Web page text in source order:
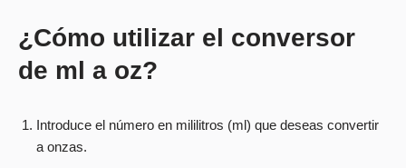
¿Cómo utilizar el conversor
de ml a oz?
Introduce el número en mililitros (ml) que deseas convertir
a onzas.